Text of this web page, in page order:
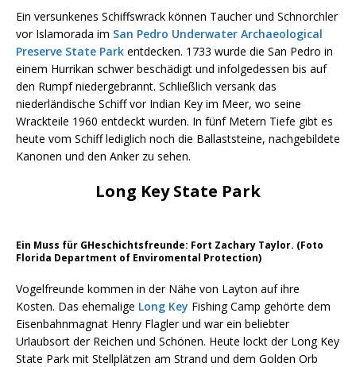
Ein versunkenes Schiffswrack können Taucher und Schnorchler
vor Islamorada im San Pedro Underwater Archaeological
Preserve State Park entdecken. 1733 wurde die San Pedro in
einem Hurrikan schwer beschädigt und infolgedessen bis auf
den Rumpf niedergebrannt. Schließlich versank das
niederländische Schiff vor Indian Key im Meer, wo seine
Wrackteile 1960 entdeckt wurden. In fünf Metern Tiefe gibt es
heute vom Schiff lediglich noch die Ballaststeine, nachgebildete
Kanonen und den Anker zu sehen.
Long Key State Park
Ein Muss für GHeschichtsfreunde: Fort Zachary Taylor. (Foto
Florida Department of Enviromental Protection)
Vogelfreunde kommen in der Nähe von Layton auf ihre
Kosten. Das ehemalige Long Key Fishing Camp gehörte dem
Eisenbahnmagnat Henry Flagler und war ein beliebter
Urlaubsort der Reichen und Schönen. Heute lockt der Long Key
State Park mit Stellplätzen am Strand und dem Golden Orb